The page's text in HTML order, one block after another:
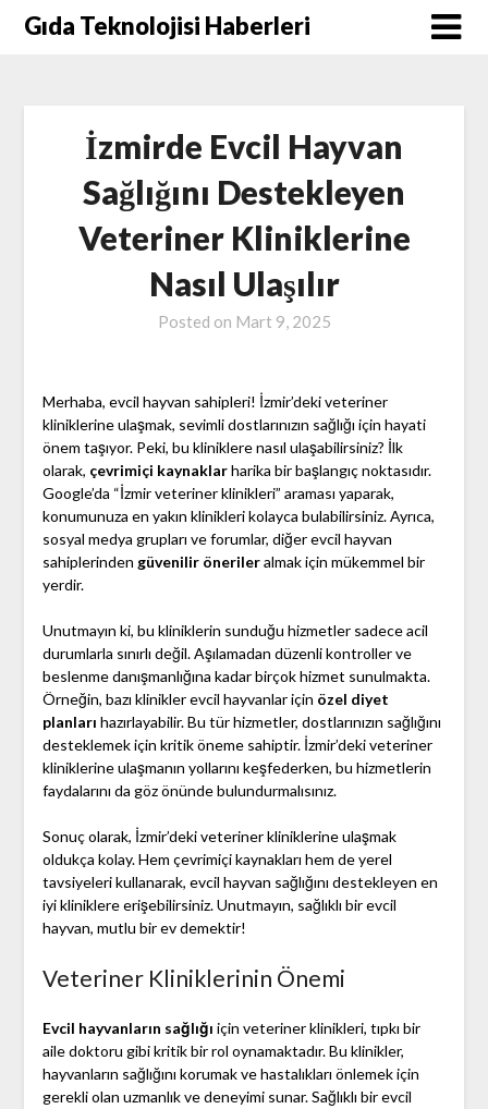
SkipGıda Teknolojisi Haberleri
İzmirde Evcil Hayvan
Sağlığını Destekleyen
Veteriner Kliniklerine
Nasıl Ulaşılır
Posted on Mart 9, 2025
Merhaba, evcil hayvan sahipleri! İzmir’deki veteriner
kliniklerine ulaşmak, sevimli dostlarınızın sağlığı için hayati
önem taşıyor. Peki, bu kliniklere nasıl ulaşabilirsiniz? İlk
olarak, çevrimiçi kaynaklarharika bir başlangıç noktasıdır.
Google’da “İzmir veteriner klinikleri” araması yaparak,
konumunuza en yakın klinikleri kolayca bulabilirsiniz. Ayrıca,
sosyal medya grupları ve forumlar, diğer evcil hayvan
sahiplerinden güvenilir önerileralmak için mükemmel bir
yerdir.
Unutmayın ki, bu kliniklerin sunduğu hizmetler sadece acil
durumlarla sınırlı değil. Aşılamadan düzenli kontroller ve
beslenme danışmanlığına kadar birçok hizmet sunulmakta.
Örneğin, bazı klinikler evcil hayvanlar için özel diyet
planları hazırlayabilir. Bu tür hizmetler, dostlarınızın sağlığını
desteklemek için kritik öneme sahiptir. İzmir’deki veteriner
kliniklerine ulaşmanın yollarını keşfederken, bu hizmetlerin
faydalarını da göz önünde bulundurmalısınız.
Sonuç olarak, İzmir’deki veteriner kliniklerine ulaşmak
oldukça kolay. Hem çevrimiçi kaynakları hem de yerel
tavsiyeleri kullanarak, evcil hayvan sağlığını destekleyen en
iyi kliniklere erişebilirsiniz. Unutmayın, sağlıklı bir evcil
hayvan, mutlu bir ev demektir!
Veteriner Kliniklerinin Önemi
Evcil hayvanların sağlığı için veteriner klinikleri, tıpkı bir
aile doktoru gibi kritik bir rol oynamaktadır. Bu klinikler,
hayvanların sağlığını korumak ve hastalıkları önlemek için
gerekli olan uzmanlık ve deneyimi sunar. Sağlıklı bir evcil